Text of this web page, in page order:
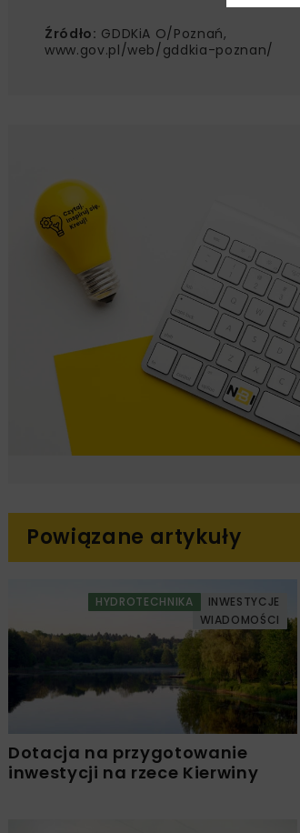
Źródło: GDDKiA O/Poznań,
www.gov.pl/web/gddkia-poznan/
Powiązane artykuły
HYDROTECHNIKA
INWESTYCJE
WIADOMOŚCI
Dotacja na przygotowanie
inwestycji na rzece Kierwiny